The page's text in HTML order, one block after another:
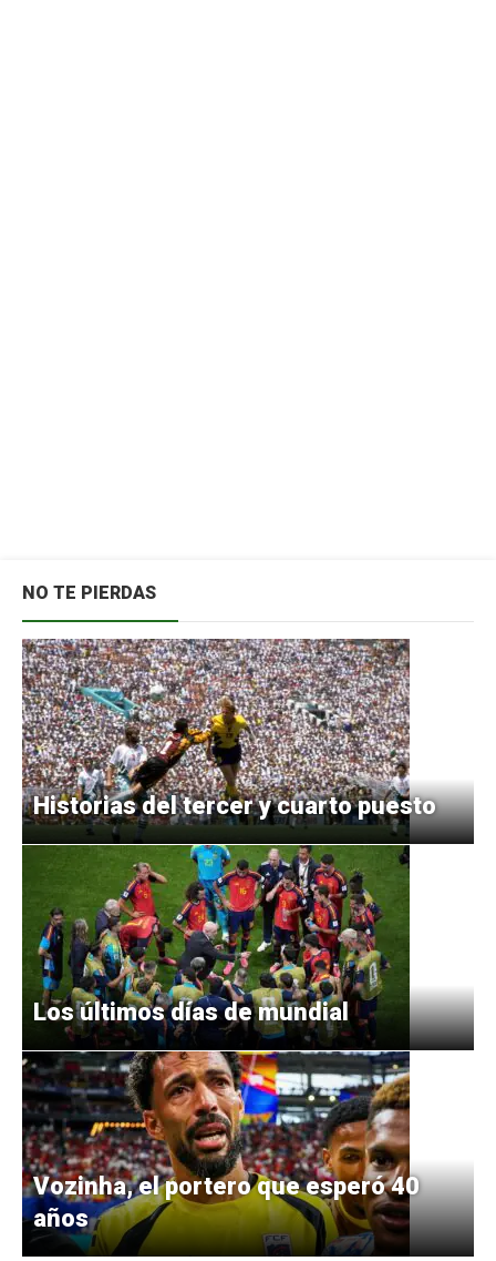
NO TE PIERDAS
Historias del tercer y cuarto puesto
Los últimos días de mundial
Vozinha, el portero que esperó 40
años